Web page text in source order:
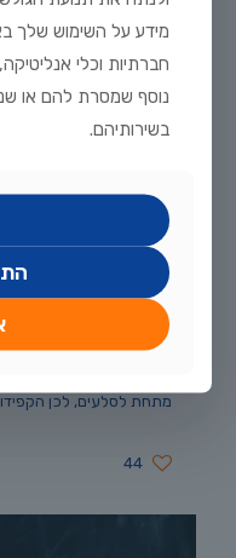
וידאו – בוטיה בואש
בוטיה בואש הוא מנקה
לקרקעית חולית מעורבת
וצמחייה שיאפשרו לו מקום
ונקיים. ישאיר את
מתחת לסלעים, לכן
44
מידע על השימוש שלך
חברתיות וכלי
נוסף שמסרת להם או
בשירותיהם.